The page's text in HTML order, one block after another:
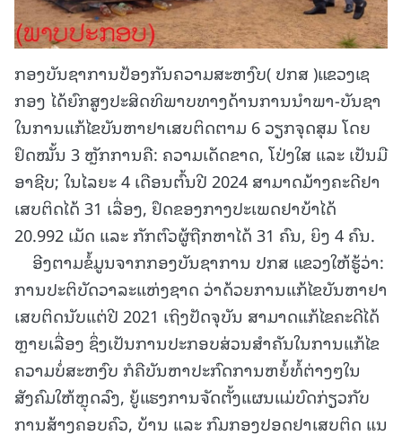
ກອງບັນຊາການປ້ອງກັນຄວາມສະຫງົບ( ປກສ )ແຂວງເຊ
ກອງ ໄດ້ຍົກສູງປະສິດທິພາບທາງດ້ານການນໍາພາ-ບັນຊາ
ໃນການແກ້ໄຂບັນຫາຢາເສບຕິດຕາມ 6 ວຽກຈຸດສຸມ ໂດຍ
ຢຶດໝັ້ນ 3 ຫຼັກການຄື: ຄວາມເດັດຂາດ, ໂປ່ງໃສ ແລະ ເປັນມື
ອາຊີບ; ໃນໄລຍະ 4 ເດືອນຕົ້ນປີ 2024 ສາມາດມ້າງຄະດີຢາ
ເສບຕິດໄດ້ 31 ເລື່ອງ, ຢຶດຂອງກາງປະເພດຢາບ້າໄດ້
20.992 ເມັດ ແລະ ກັກຕົວຜູ້ຖືກຫາໄດ້ 31 ຄົນ, ຍິງ 4 ຄົນ.
ອີງຕາມຂໍ້ມູນຈາກກອງບັນຊາການ ປກສ ແຂວງໃຫ້ຮູ້ວ່າ:
ການປະຕິບັດວາລະແຫ່ງຊາດ ວ່າດ້ວຍການແກ້ໄຂບັນຫາຢາ
ເສບຕິດນັບແຕ່ປີ 2021 ເຖິງປັດຈຸບັນ ສາມາດແກ້ໄຂຄະດີໄດ້
ຫຼາຍເລື່ອງ ຊຶ່ງເປັນການປະກອບສ່ວນສໍາຄັນໃນການແກ້ໄຂ
ຄວາມບໍ່ສະຫງົບ ກໍຄືບັນຫາປະກົດການຫຍໍ້ທໍ້ຕ່າງໆໃນ
ສັງຄົມໃຫ້ຫຼຸດລົງ, ຍູ້ແຮງການຈັດຕັ້ງແຜນແມ່ບົດກ່ຽວກັບ
ການສ້າງຄອບຄົວ, ບ້ານ ແລະ ກົມກອງປອດຢາເສບຕິດ ແນ